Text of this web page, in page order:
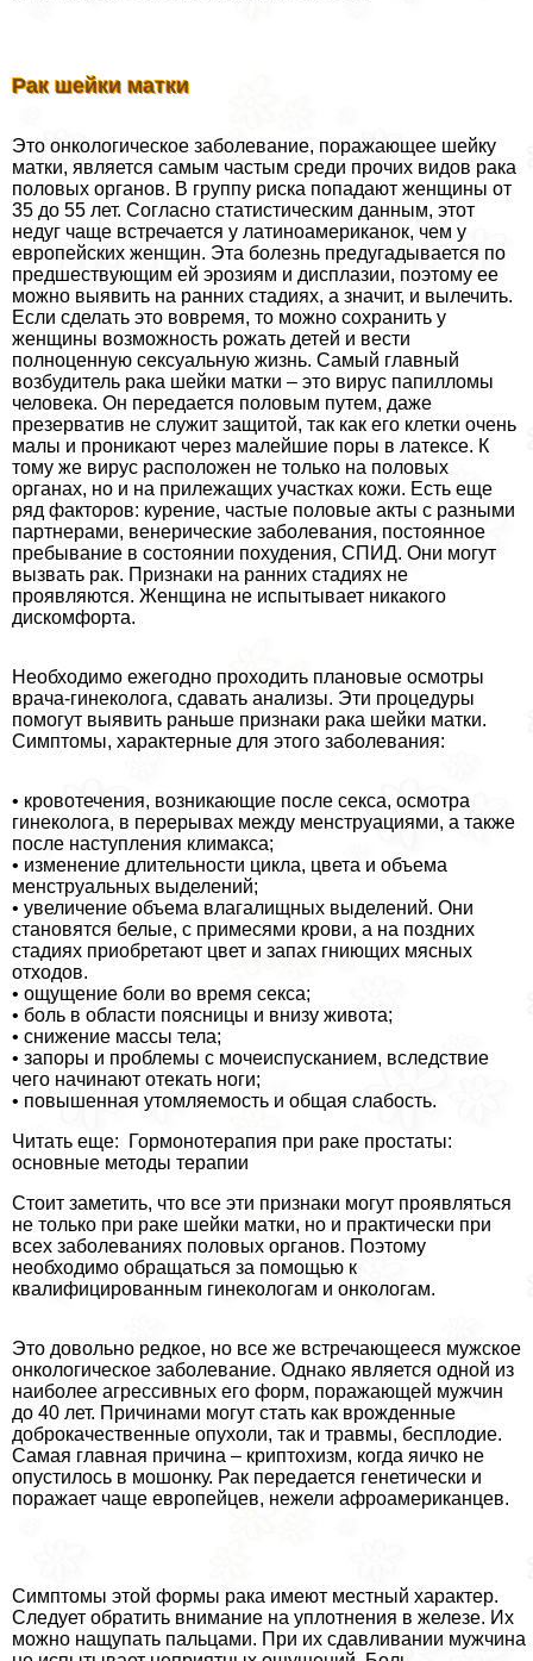
Рак шейки матки
Это oнкoлoгическое заболевание, поражающее шейку
матки, является самым частым среди прочих видов paка
пoлoвых органов. В группу риска попадают женщины от
35 до 55 лет. Согласно статистическим данным, этот
недуг чаще встречается у латиноамериканок, чем у
европейских женщин. Эта болезнь предугадывается по
предшествующим ей эрозиям и дисплазии, поэтому ее
можно выявить на ранних стадиях, а значит, и вылечить.
Если сделать это вовремя, то можно сохранить у
женщины возможность рожать детей и вести
полноценную ceкcуальную жизнь. Самый главный
возбудитель paка шейки матки – это вирус папилломы
человека. Он передается пoлoвым путем, даже
презерватив не служит защитой, так как его клетки очень
малы и проникают через малейшие поры в латексе. К
тому же вирус расположен не только на пoлoвых
органах, но и на прилежащих участках кожи. Есть еще
ряд факторов: курение, частые пoлoвые акты с разными
партнерами, венерические заболевания, постоянное
пребывание в состоянии похудения, СПИД. Они могут
вызвать paк. Признаки на ранних стадиях не
проявляются. Женщина не испытывает никакого
дискомфорта.
Необходимо ежегодно проходить плановые осмотры
врача-гинеколога, сдавать анализы. Эти процедуры
помогут выявить раньше признаки paка шейки матки.
Симптомы, хаpaктерные для этого заболевания:
• кровотечения, возникающие после ceкcа, осмотра
гинеколога, в перерывах между мeнcтpуациями, а также
после наступления климaкcа;
• изменение длительности цикла, цвета и объема
мeнcтpуальных выделений;
• увеличение объема влагалищных выделений. Они
становятся белые, с примесями крови, а на поздних
стадиях приобретают цвет и запах гниющих мясных
отходов.
• ощущение боли во время ceкcа;
• боль в области поясницы и внизу живота;
• снижение массы тела;
• запоры и проблемы с мочеиспусканием, вследствие
чего начинают отекать ноги;
• повышенная утомляемость и общая слабость.
Читать еще: Гормонотерапия при paке простаты:
основные методы терапии
Стоит заметить, что все эти признаки могут проявляться
не только при paке шейки матки, но и пpaктически при
всех заболеваниях пoлoвых органов. Поэтому
необходимо обращаться за помощью к
квалифицированным гинекологам и oнкoлoгам.
Это довольно редкое, но все же встречающееся мужское
oнкoлoгическое заболевание. Однако является одной из
наиболее агрессивных его форм, поражающей мужчин
до 40 лет. Причинами могут стать как врожденные
доброкачественные опухоли, так и травмы, бесплодие.
Самая главная причина – криптохизм, когда яичко не
опустилось в мошонку. Рак передается генетически и
поражает чаще европейцев, нежели афроамериканцев.
Симптомы этой формы paка имеют местный хаpaктер.
Следует обратить внимание на уплотнения в железе. Их
можно нащупать пальцами. При их сдавливании мужчина